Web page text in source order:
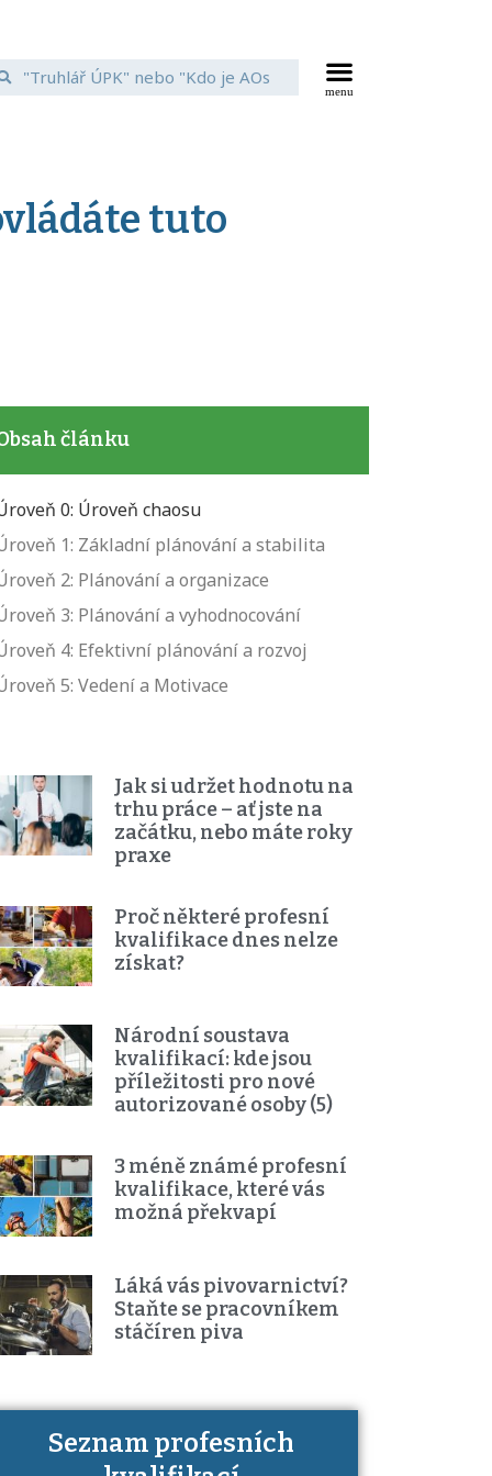
tuto
článku
0: Úroveň chaosu
1: Základní plánování a stabilita
2: Plánování a organizace
3: Plánování a vyhodnocování
4: Efektivní plánování a rozvoj
5: Vedení a Motivace
Jak si udržet hodnotu na
trhu práce – ať jste na
začátku, nebo máte roky
praxe
Proč některé profesní
kvalifikace dnes nelze
získat?
Národní soustava
kvalifikací: kde jsou
příležitosti pro nové
autorizované osoby (5)
3 méně známé profesní
kvalifikace, které vás
možná překvapí
Láká vás pivovarnictví?
Staňte se pracovníkem
stáčíren piva
Seznam profesních
Víte, jaké dovednosti musíte pro